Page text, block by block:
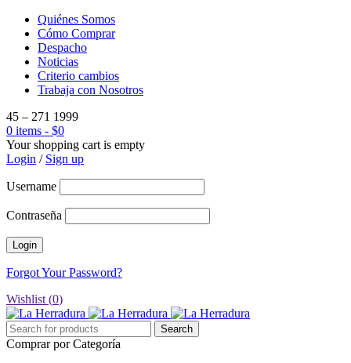
Quiénes Somos
Cómo Comprar
Despacho
Noticias
Criterio cambios
Trabaja con Nosotros
45 – 271 1999
0 items - $0
Your shopping cart is empty
Login / Sign up
Username
Contraseña
Forgot Your Password?
Wishlist (0)
Comprar por Categoría